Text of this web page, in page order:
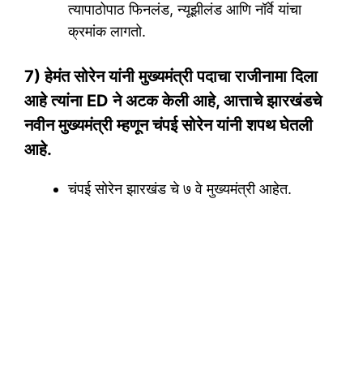
त्यापाठोपाठ फिनलंड, न्यूझीलंड आणि नॉर्वे यांचा
क्रमांक लागतो.
7) हेमंत सोरेन यांनी मुख्यमंत्री पदाचा राजीनामा दिला
आहे त्यांना ED ने अटक केली आहे, आत्ताचे झारखंडचे
नवीन मुख्यमंत्री म्हणून चंपई सोरेन यांनी शपथ घेतली
आहे.
चंपई सोरेन झारखंड चे ७ वे मुख्यमंत्री आहेत.